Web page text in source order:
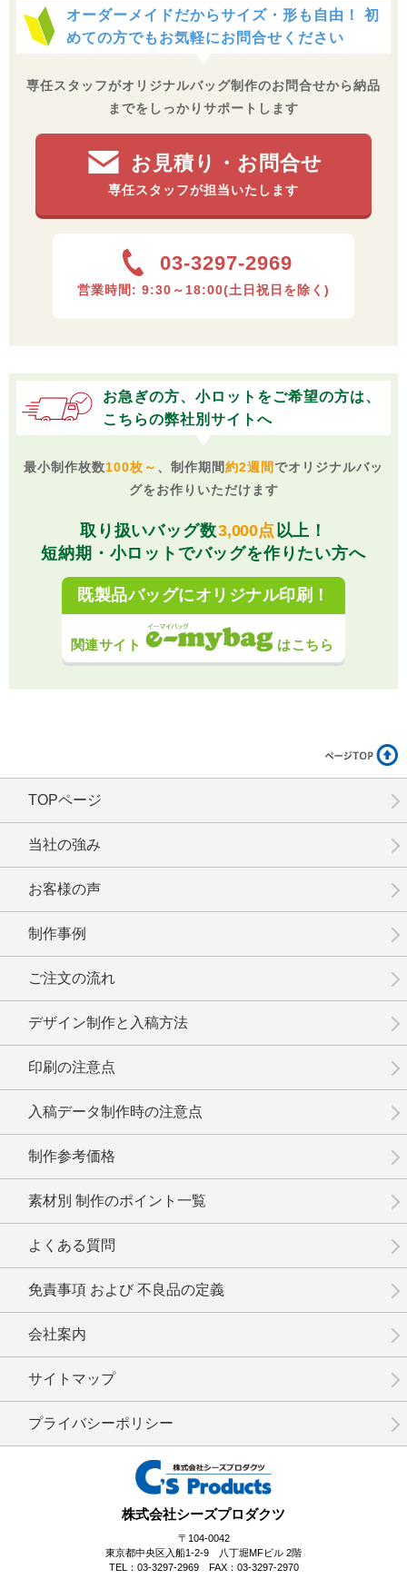
可能です。ご要望に合わせて、異素材と組み合わせてお作りい
たします。
ボタンやファスナー、ポケットなどを付けることはできま
すか？
お任せください。フルオーダーメイドのため、ご要望に応じた
バッグ制作が可能です。
コットンバッグの製作価格はどのくらいですか？
ページ上部「制作事例および概算単価」に目安単価を掲載して
おります。
バッグの詳細がまだ決まっていません。ご相談に乗ってい
ただくことはできますか？
させていただきます。
オーダーメイドだからサイズ・形も自由！ 初
めての方でもお気軽にお問合せください
専任スタッフがオリジナルバッグ制作のお問合せから納品
までをしっかりサポートします
お見積り・お問合せ
専任スタッフが担当いたします
03-3297-2969
営業時間: 9:30～18:00(土日祝日を除く)
お急ぎの方、小ロットをご希望の方は、
こちらの弊社別サイトへ
最小制作枚数100枚～ 、制作期間約2週間でオリジナルバッ
グをお作りいただけます
取り扱いバッグ数3,000点 以上！
短納期・小ロットでバッグを作りたい方へ
既製品バッグにオリジナル印刷！
関連サイト はこちら
株式会社シーズプロダクツ
〒104-0042
東京都中央区入船1-2-9 八丁堀MFビル 2階
TEL：03-3297-2969 FAX：03-3297-2970
TOPページ
当社の強み
お客様の声
制作事例
ご注文の流れ
デザイン制作と入稿方法
印刷の注意点
入稿データ制作時の注意点
制作参考価格
素材別 制作のポイント一覧
よくある質問
免責事項 および 不良品の定義
会社案内
サイトマップ
プライバシーポリシー